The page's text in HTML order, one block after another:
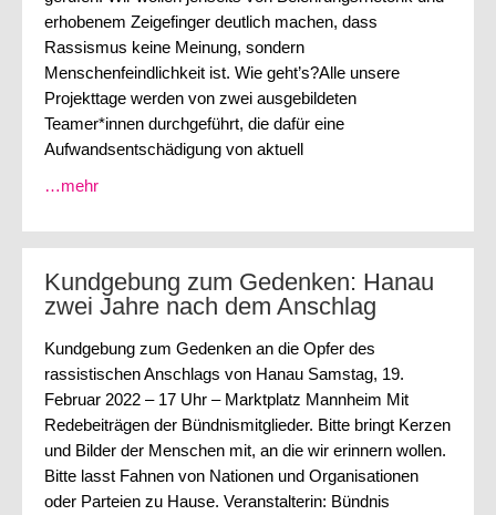
erhobenem Zeigefinger deutlich machen, dass
Rassismus keine Meinung, sondern
Menschenfeindlichkeit ist. Wie geht’s?Alle unsere
Projekttage werden von zwei ausgebildeten
Teamer*innen durchgeführt, die dafür eine
Aufwandsentschädigung von aktuell
…mehr
Kundgebung zum Gedenken: Hanau
zwei Jahre nach dem Anschlag
Kundgebung zum Gedenken an die Opfer des
rassistischen Anschlags von Hanau Samstag, 19.
Februar 2022 – 17 Uhr – Marktplatz Mannheim Mit
Redebeiträgen der Bündnismitglieder. Bitte bringt Kerzen
und Bilder der Menschen mit, an die wir erinnern wollen.
Bitte lasst Fahnen von Nationen und Organisationen
oder Parteien zu Hause. Veranstalterin: Bündnis